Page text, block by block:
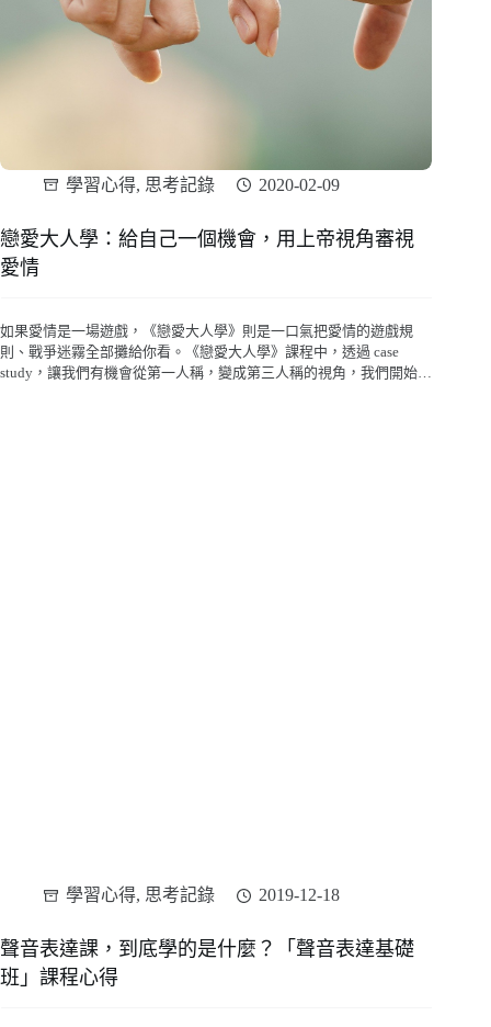
學習心得, 思考記錄 2020-02-09
戀愛大人學：給自己一個機會，用上帝視角審視
愛情
如果愛情是一場遊戲，《戀愛大人學》則是一口氣把愛情的遊戲規
則、戰爭迷霧全部攤給你看。《戀愛大人學》課程中，透過 case
study，讓我們有機會從第一人稱，變成第三人稱的視角，我們開始可
學習心得, 思考記錄 2019-12-18
聲音表達課，到底學的是什麼？「聲音表達基礎
班」課程心得